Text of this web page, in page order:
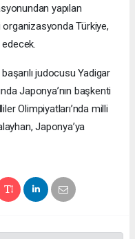
yapılan
Türkiye,
judocusu Yadigar
Japonya’nın başkenti
Olimpiyatları’nda milli
Japonya’ya